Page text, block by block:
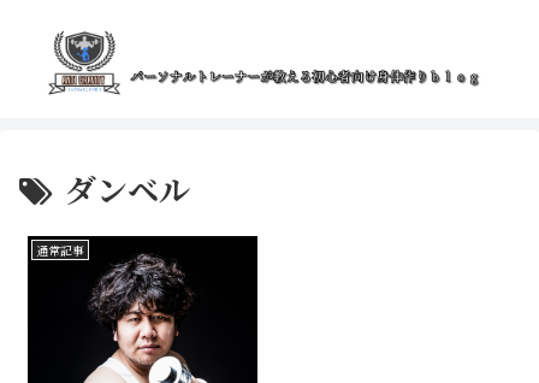
ダンベル
通常記事